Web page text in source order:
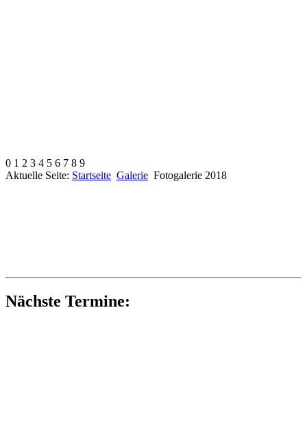
0 1 2 3 4 5 6 7 8 9
Aktuelle Seite: Startseite Galerie Fotogalerie 2018
Nächste Termine: